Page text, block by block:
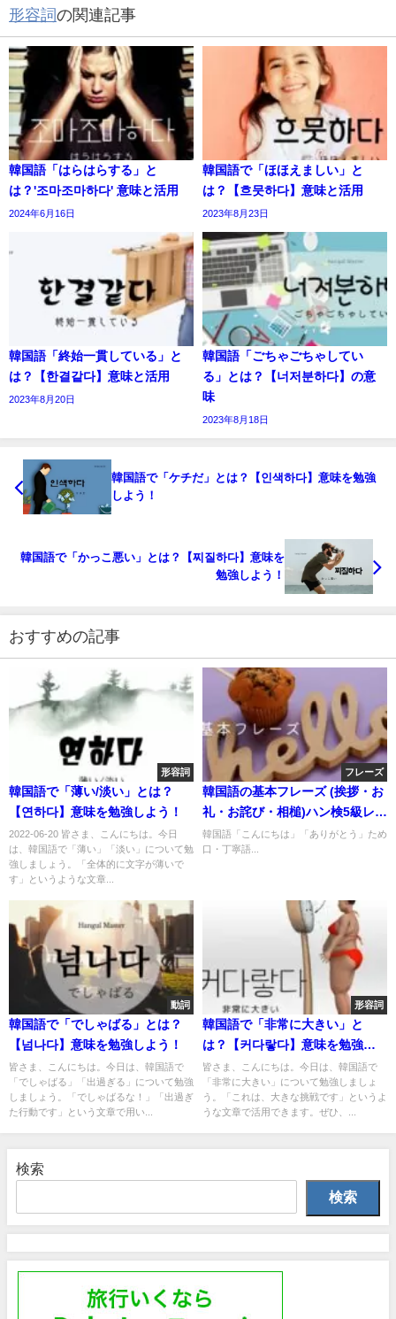
形容詞の関連記事
韓国語「はらはらする」と
は？'조마조마하다' 意味と活用
2024年6月16日
韓国語で「ほほえましい」と
は？【흐뭇하다】意味と活用
2023年8月23日
韓国語「終始一貫している」と
は？【한결같다】意味と活用
2023年8月20日
韓国語「ごちゃごちゃしてい
る」とは？【너저분하다】の意
味
2023年8月18日
韓国語で「ケチだ」とは？【인색하다】意味を勉強
しよう！
韓国語で「かっこ悪い」とは？【찌질하다】意味を
勉強しよう！
おすすめの記事
形容詞
韓国語で「薄い/淡い」とは？
【연하다】意味を勉強しよう！
2022-06-20 皆さま、こんにちは。今日
は、韓国語で「薄い」「淡い」について勉
強しましょう。「全体的に文字が薄いで
す」というような文章...
フレーズ
韓国語の基本フレーズ (挨拶・お
礼・お詫び・相槌)ハン検5級レベ
ル
韓国語「こんにちは」「ありがとう」ため
口・丁寧語...
動詞
韓国語で「でしゃばる」とは？
【넘나다】意味を勉強しよう！
皆さま、こんにちは。今日は、韓国語で
「でしゃばる」「出過ぎる」について勉強
しましょう。「でしゃばるな！」「出過ぎ
た行動です」という文章で用い...
形容詞
韓国語で「非常に大きい」と
は？【커다랗다】意味を勉強し
よう！
皆さま、こんにちは。今日は、韓国語で
「非常に大きい」について勉強しましょ
う。「これは、大きな挑戦です」というよ
うな文章で活用できます。ぜひ、...
検索
検索